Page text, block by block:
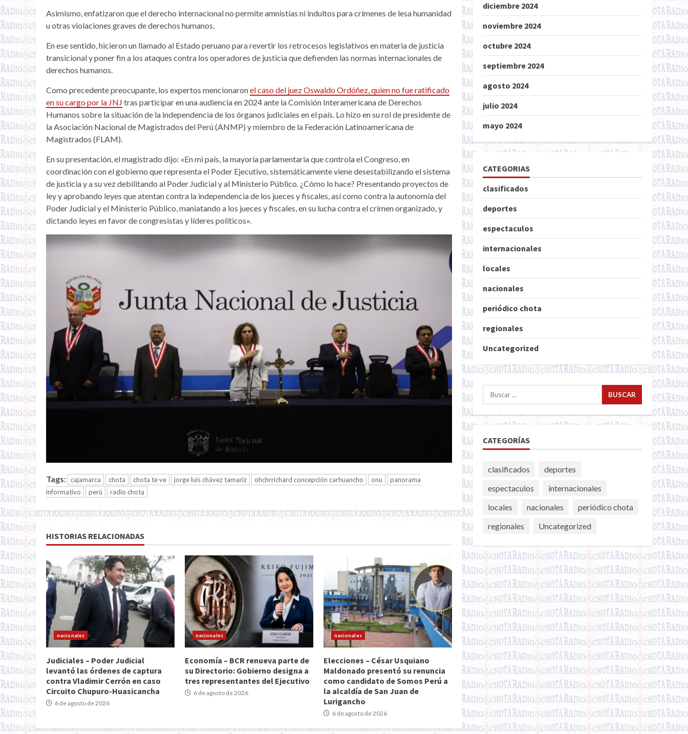
Asimismo, enfatizaron que el derecho internacional no permite amnistías ni indultos para crímenes de lesa humanidad
u otras violaciones graves de derechos humanos.
En ese sentido, hicieron un llamado al Estado peruano para revertir los retrocesos legislativos en materia de justicia
transicional y poner fin a los ataques contra los operadores de justicia que defienden las normas internacionales de
derechos humanos.
Como precedente preocupante, los expertos mencionaronel caso del juez Oswaldo Ordóñez, quien no fue ratificado
en su cargo por la JNJ tras participar en una audiencia en 2024 ante la Comisión Interamericana de Derechos
Humanos sobre la situación de la independencia de los órganos judiciales en el país. Lo hizo en su rol de presidente de
la Asociación Nacional de Magistrados del Perú (ANMP) y miembro de la Federación Latinoamericana de
Magistrados (FLAM).
En su presentación, el magistrado dijo: «En mi país, la mayoría parlamentaria que controla el Congreso, en
coordinación con el gobierno que representa el Poder Ejecutivo, sistemáticamente viene desestabilizando el sistema
de justicia y a su vez debilitando al Poder Judicial y al Ministerio Público. ¿Cómo lo hace? Presentando proyectos de
ley y aprobando leyes que atentan contra la independencia de los jueces y fiscales, así como contra la autonomía del
Poder Judicial y el Ministerio Público, maniatando a los jueces y fiscales, en su lucha contra el crimen organizado, y
dictando leyes en favor de congresistas y líderes políticos».
Tags: cajamarca chota chota te ve jorge luis chávez tamariz ohchrrichard concepción carhuancho onu
panorama
informativo
perú radio chota
HISTORIAS RELACIONADAS
nacionales
Judiciales – Poder Judicial
levantó las órdenes de captura
contra Vladimir Cerrón en caso
Circuito Chupuro-Huasicancha
6 de agosto de 2026
nacionales
Economía – BCR renueva parte de
su Directorio: Gobierno designa a
tres representantes del Ejecutivo
6 de agosto de 2026
nacionales
Elecciones – César Usquiano
Maldonado presentó su renuncia
como candidato de Somos Perú a
la alcaldía de San Juan de
Lurigancho
6 de agosto de 2026
diciembre 2024
noviembre 2024
octubre 2024
septiembre 2024
agosto 2024
julio 2024
mayo 2024
CATEGORIAS
clasificados
deportes
espectaculos
internacionales
locales
nacionales
periódico chota
regionales
Uncategorized
Buscar:
CATEGORÍAS
clasificados
deportes
espectaculos
internacionales
locales
nacionales
periódico chota
regionales
Uncategorized